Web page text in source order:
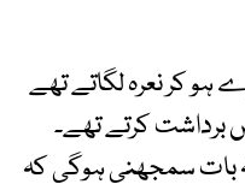
ہو کر نعرہ لگاتے تھے
برداشت کرتے تھے۔
بات سمجھنی ہوگی کہ